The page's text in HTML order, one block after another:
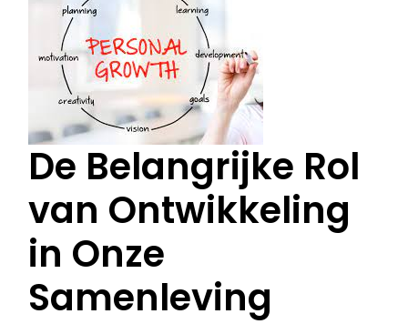
De Belangrijke Rol
van Ontwikkeling
in Onze
Samenleving